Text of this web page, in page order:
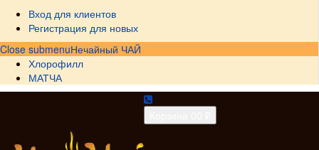
Вход для клиентов
Регистрация для новых
Close submenuНечайный ЧАЙ
Хлорофилл
МАТЧА